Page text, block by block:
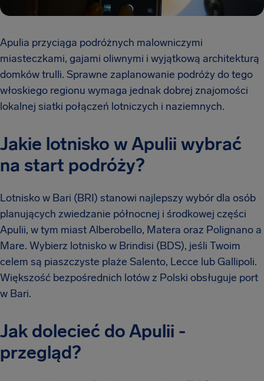
Apulia przyciąga podróżnych malowniczymi
miasteczkami, gajami oliwnymi i wyjątkową architekturą
domków trulli. Sprawne zaplanowanie podróży do tego
włoskiego regionu wymaga jednak dobrej znajomości
lokalnej siatki połączeń lotniczych i naziemnych.
Jakie lotnisko w Apulii wybrać
na start podróży?
Lotnisko w Bari (BRI) stanowi najlepszy wybór dla osób
planujących zwiedzanie północnej i środkowej części
Apulii, w tym miast Alberobello, Matera oraz Polignano a
Mare. Wybierz lotnisko w Brindisi (BDS), jeśli Twoim
celem są piaszczyste plaże Salento, Lecce lub Gallipoli.
Większość bezpośrednich lotów z Polski obsługuje port
w Bari.
Jak dolecieć do Apulii -
przegląd?